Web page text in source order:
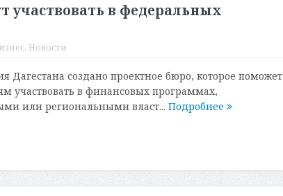
участвовать в федеральных
, Новости
Дагестана создано проектное бюро, которое поможет
участвовать в финансовых программах,
или региональными власт... Подробнее